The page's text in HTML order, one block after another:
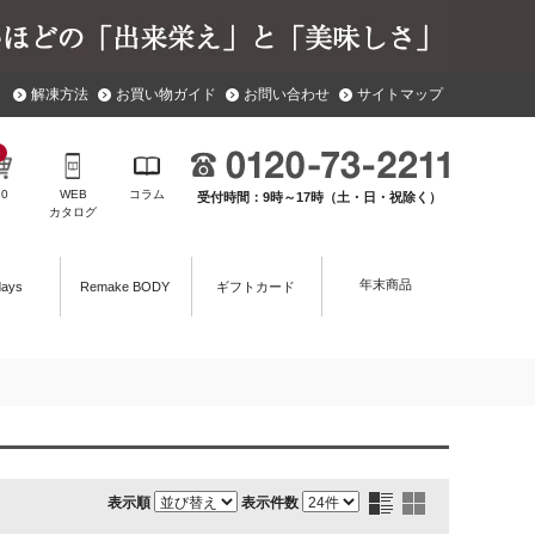
解凍方法 お買い物ガイド お問い合わせ サイトマップ
受付時間：9時～17時（土・日・祝除く）
0
WEB
カタログ
コラム
Remake BODY ギフトカード 年末商品
表示順 表示件数